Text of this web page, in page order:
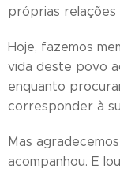
próprias relações
Hoje, fazemos
vida deste povo
enquanto
corresponder à
Mas
acompanhou. E